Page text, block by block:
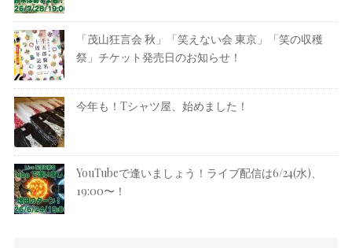
「茂山狂言会 秋」「笑えない会 東京」「笑の収穫
祭」チケット発売日のお知らせ！
今年も！Tシャツ屋、始めました！
YouTubeで逢いましょう！ライブ配信は6/24(水)、
19:00〜！